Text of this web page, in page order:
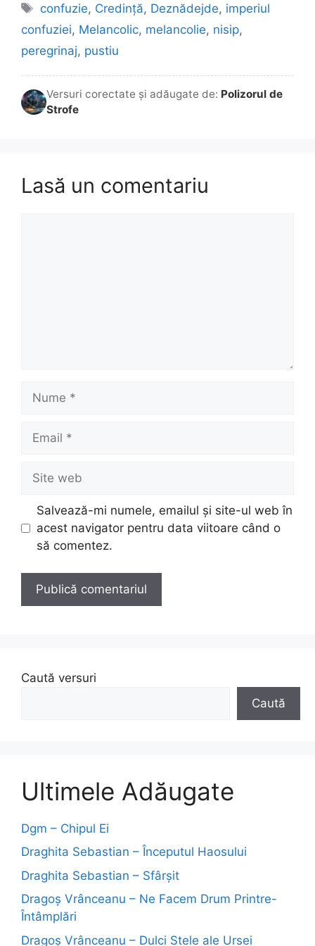
Etichete
confuzie, Credință, Deznădejde, imperiul
confuziei, Melancolic, melancolie, nisip,
peregrinaj, pustiu
Versuri corectate și adăugate de: Polizorul de
Strofe
Lasă un comentariu
Nume
Email
Site
web
Salvează-mi numele, emailul și site-ul web în
acest navigator pentru data viitoare când o
să comentez.
Caută versuri
Caută
Ultimele Adăugate
Dgm – Chipul Ei
Draghita Sebastian – Începutul Haosului
Draghita Sebastian – Sfârșit
Dragoş Vrânceanu – Ne Facem Drum Printre-
Întâmplări
Dragoş Vrânceanu – Dulci Stele ale Ursei